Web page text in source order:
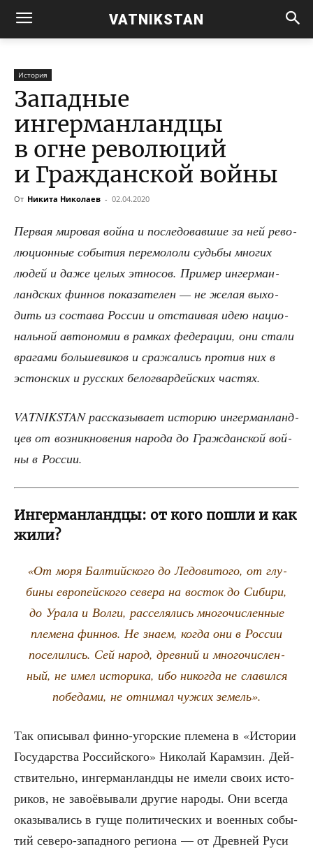
VATNIKSTAN
История
Западные
ингерманландцы
в огне революций
и Гражданской войны
От Никита Николаев - 02.04.2020
Пер­вая миро­вая вой­на и после­до­вав­шие за ней рево­
лю­ци­он­ные собы­тия пере­мо­ло­ли судь­бы мно­гих
людей и даже целых этно­сов. При­мер ингер­ман­
ланд­ских фин­нов пока­за­те­лен — не желая выхо­
дить из соста­ва Рос­сии и отста­и­вая идею наци­о­
наль­ной авто­но­мии в рам­ках феде­ра­ции, они ста­ли
вра­га­ми боль­ше­ви­ков и сра­жа­лись про­тив них в
эстон­ских и рус­ских бело­гвар­дей­ских частях.
VATNIKSTAN рас­ска­зы­ва­ет исто­рию ингер­ман­ланд­
цев от воз­ник­но­ве­ния наро­да до Граж­дан­ской вой­
ны в России.
Ингерманландцы: от кого пошли и как
жили?
«От моря Бал­тий­ско­го до Ледо­ви­то­го, от глу­
би­ны евро­пей­ско­го севе­ра на восток до Сиби­ри,
до Ура­ла и Вол­ги, рас­се­ля­лись мно­го­чис­лен­ные
пле­ме­на фин­нов. Не зна­ем, когда они в Рос­сии
посе­ли­лись. Сей народ, древ­ний и мно­го­чис­лен­
ный, не имел исто­ри­ка, ибо нико­гда не сла­вил­ся
побе­да­ми, не отни­мал чужих земель».
Так опи­сы­вал фин­но-угор­ские пле­ме­на в «Исто­рии
Госу­дар­ства Рос­сий­ско­го» Нико­лай Карам­зин. Дей­
стви­тель­но, ингер­ман­ланд­цы не име­ли сво­их исто­
ри­ков, не заво­ё­вы­ва­ли дру­гие наро­ды. Они все­гда
ока­зы­ва­лись в гуще поли­ти­че­ских и воен­ных собы­
тий севе­ро-запад­но­го реги­о­на — от Древ­ней Руси